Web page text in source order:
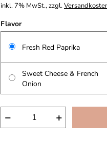
inkl. 7% MwSt., zzgl.
Flavor
Fresh Red Paprika
Sweet Cheese & French
Onion
− +